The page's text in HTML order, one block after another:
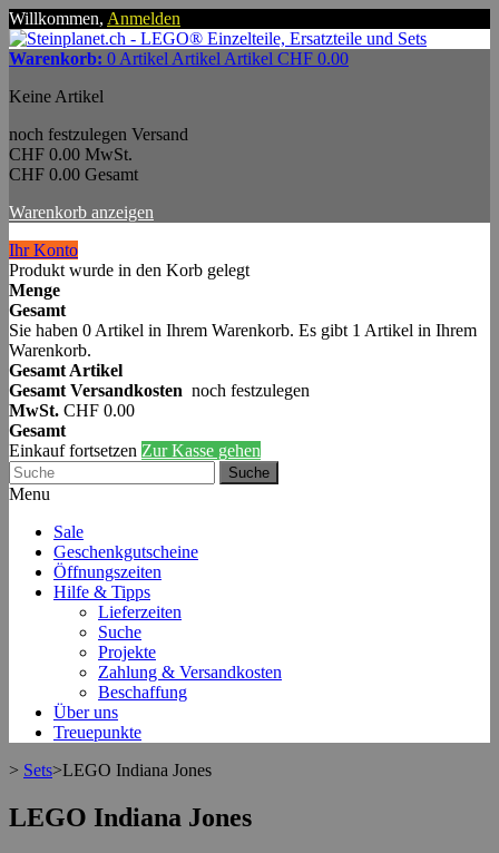
Willkommen, Anmelden
Warenkorb: 0 Artikel Artikel Artikel CHF 0.00
Keine Artikel
noch festzulegen Versand
CHF 0.00 MwSt.
CHF 0.00 Gesamt
Warenkorb anzeigen
Ihr Konto
Produkt wurde in den Korb gelegt
Menge
Gesamt
Sie haben 0 Artikel in Ihrem Warenkorb. Es gibt 1 Artikel in Ihrem
Warenkorb.
Gesamt Artikel
Gesamt Versandkosten noch festzulegen
MwSt. CHF 0.00
Gesamt
Einkauf fortsetzen Zur Kasse gehen
Suche
Menu
Sale
Geschenkgutscheine
Öffnungszeiten
Hilfe & Tipps
Lieferzeiten
Suche
Projekte
Zahlung & Versandkosten
Beschaffung
Über uns
Treuepunkte
> Sets>LEGO Indiana Jones
LEGO Indiana Jones